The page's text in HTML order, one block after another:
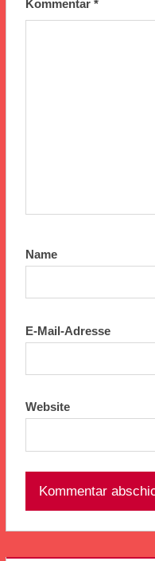
Kommentar *
Name
E-Mail-Adresse
Website